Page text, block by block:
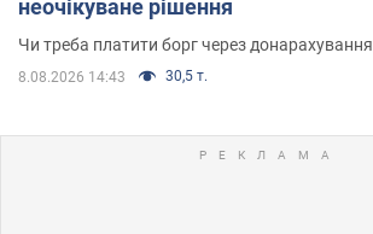
неочікуване рішення
Чи треба платити борг через донарахування
8.08.2026 14:43 30,5 т.